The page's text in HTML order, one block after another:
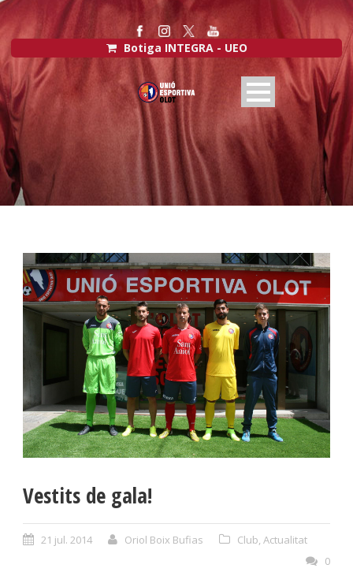
Botiga INTEGRA - UEO
Vestits de gala!
21 jul. 2014 Oriol Boix Bufias Club, Actualitat
0